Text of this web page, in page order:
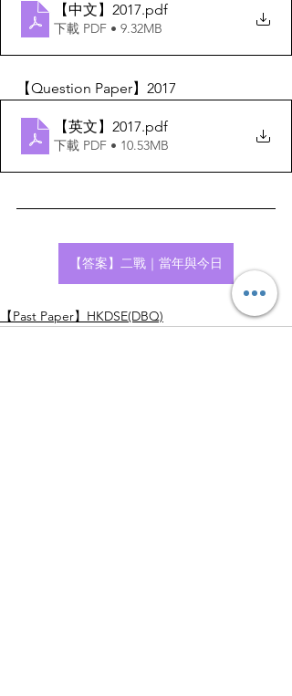
【中文】2017.pdf
下載 PDF • 9.32MB
【Question Paper】2017
【英文】2017.pdf
下載 PDF • 10.53MB
【答案】二戰｜當年與今日
【Past Paper】HKDSE(DBQ)